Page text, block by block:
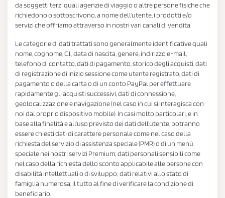
da soggetti terzi quali agenzie di viaggio o altre persone fisiche che
richiedono o sottoscrivono, a nome dell’utente, i prodotti e/o
servizi che offriamo attraverso in nostri vari canali di vendita.
Le categorie di dati trattati sono generalmente identificative quali
nome, cognome, C.I., data di nascita, genere, indirizzo e-mail,
telefono di contatto, dati di pagamento, storico degli acquisti, dati
di registrazione di inizio sessione come utente registrato, dati di
pagamento o della carta o di un conto PayPal per effettuare
rapidamente gli acquisti successivi, dati di connessione,
geolocalizzazione e navigazione (nel caso in cui si interagisca con
noi dal proprio dispositivo mobile). In casi molto particolari, e in
base alla finalità e all’uso previsto dei dati dell’utente, potranno
essere chiesti dati di carattere personale come nel caso della
richiesta del servizio di assistenza speciale (PMR) o di un menù
speciale nei nostri servizi Premium; dati personali sensibili come
nel caso della richiesta dello sconto applicabile alle persone con
disabilità intellettuali o di sviluppo; dati relativi allo stato di
famiglia numerosa, il tutto al fine di verificare la condizione di
beneficiario.